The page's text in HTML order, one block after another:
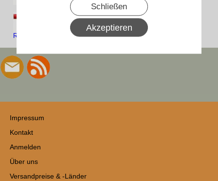
Schließen
Akzeptieren
WTS-Bestellformular-Digital ausfüllbar/speicherbar im PDF-
ReaderPDF-File ca. 150 KB
Impressum
Kontakt
Anmelden
Über uns
Versandpreise & -Länder